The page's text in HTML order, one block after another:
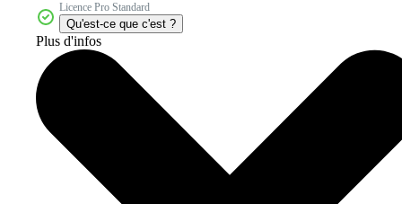
Licence Pro Standard
Qu'est-ce que c'est ?
Plus d'infos